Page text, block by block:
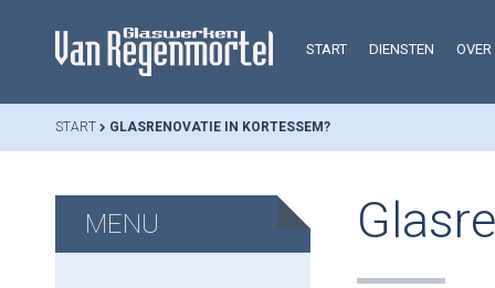
START DIENSTEN
START GLASRENOVATIE IN KORTESSEM?
MENU